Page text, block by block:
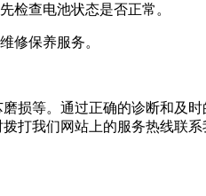
检查电池状态是否正常。
修保养服务。
损等。通过正确的诊断和及
打我们网站上的服务热线联